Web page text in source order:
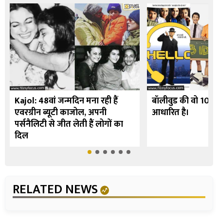
Kajol: 48वां जन्मदिन मना रही हैं
एवरग्रीन ब्यूटी काजोल, अपनी
पर्सनैलिटी से जीत लेती हैं लोगों का
दिल
बॉलीवुड की वो 10
आधारित है।
RELATED NEWS